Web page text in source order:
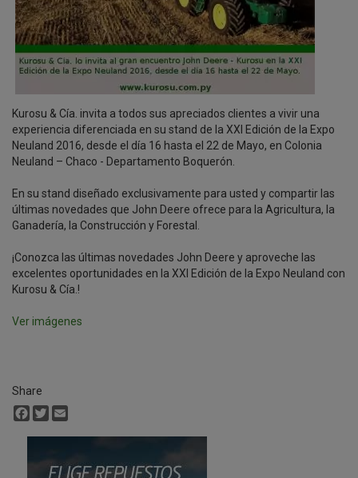
Kurosu & Cía. invita a todos sus apreciados clientes a vivir una
experiencia diferenciada en su stand de la XXI Edición de la Expo
Neuland 2016, desde el día 16 hasta el 22 de Mayo, en Colonia
Neuland – Chaco - Departamento Boquerón.
En su stand diseñado exclusivamente para usted y compartir las
últimas novedades que John Deere ofrece para la Agricultura, la
Ganadería, la Construcción y Forestal.
¡Conozca las últimas novedades John Deere y aproveche las
excelentes oportunidades en la XXI Edición de la Expo Neuland con
Kurosu & Cía.!
Ver imágenes
Share
Facebook
Twitter